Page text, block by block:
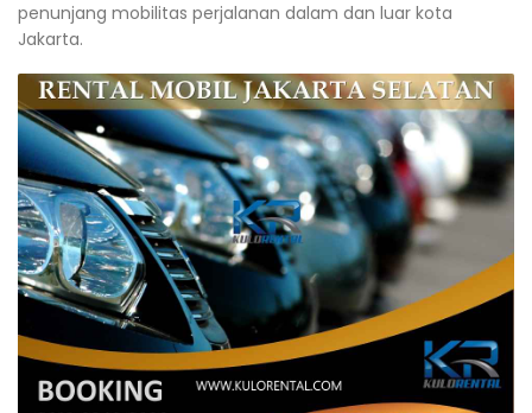
penunjang mobilitas perjalanan dalam dan luar kota
Jakarta.